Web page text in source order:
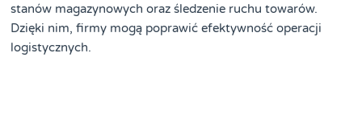
stanów magazynowych oraz śledzenie ruchu towarów.
Dzięki nim, firmy mogą poprawić efektywność operacji
logistycznych.